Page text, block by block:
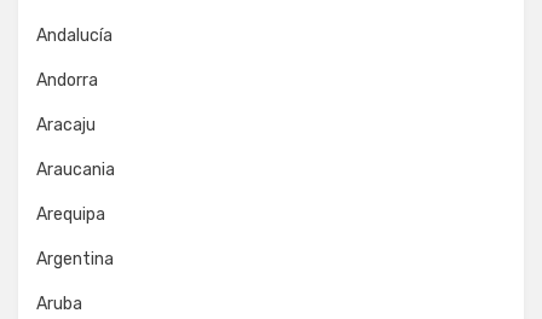
Andalucía
Andorra
Aracaju
Araucania
Arequipa
Argentina
Aruba